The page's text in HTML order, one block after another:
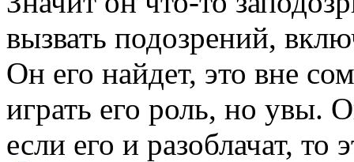
вызвать подозрений,
Он его найдет, это вне
играть его роль, но увы.
если его и разоблачат, то